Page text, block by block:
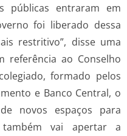
públicas entraram em
foi liberado dessa
restritivo”, disse uma
referência ao Conselho
formado pelos
e Banco Central, o
novos espaços para
também vai apertar a